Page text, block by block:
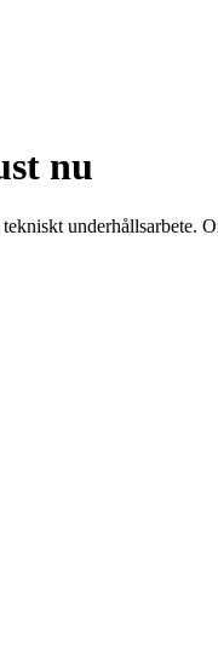
nu
underhållsarbete.